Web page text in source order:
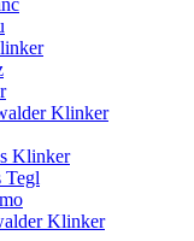
Klinker
Klinker
Klinker